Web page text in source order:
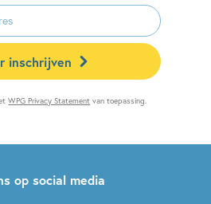
inschrijven
WPG Privacy Statement van toepassing.
op social media